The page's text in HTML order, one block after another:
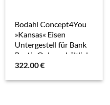
Bodahl Concept4You
»Kansas« Eisen
Untergestell für Bank
Rustic Oak – erhältlich
in 14 Ausführungen
322.00€